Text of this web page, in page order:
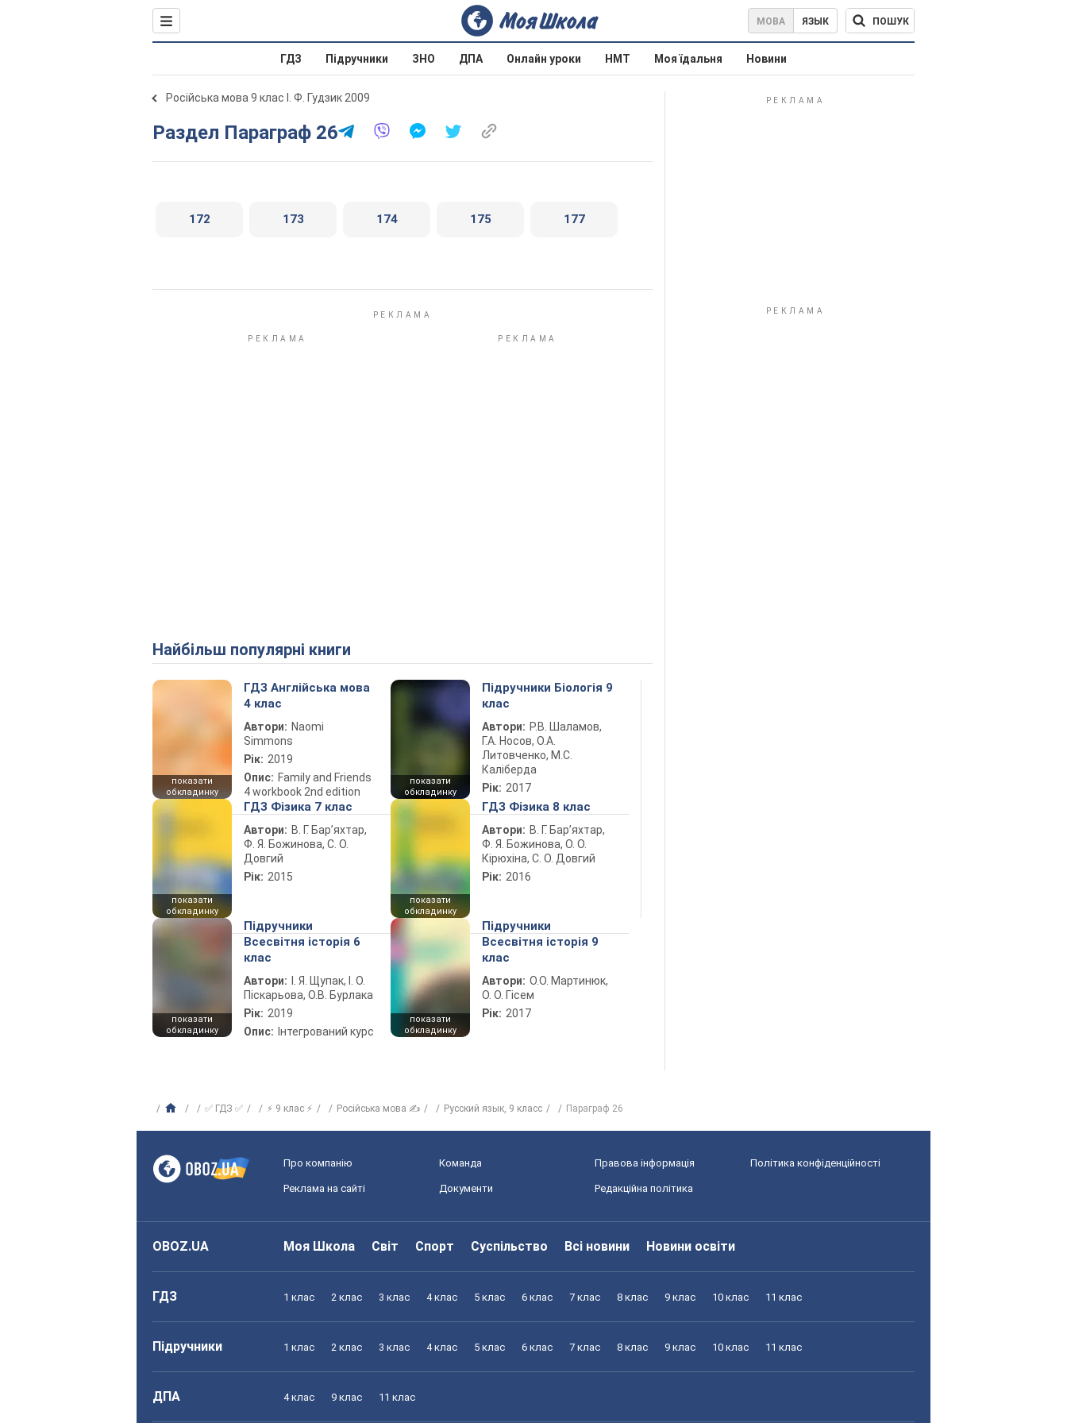
МОВА ЯЗЫК ПОШУК
ГДЗ Підручники ЗНО ДПА Онлайн уроки НМТ Моя їдальня Новини
Російська мова 9 клас І. Ф. Гудзик 2009
Раздел Параграф 26
172 173 174 175 177
Найбільш популярні книги
показати
обкладинку
ГДЗ Англійська мова
4 клас
Автори: Naomi
Simmons
Рік: 2019
Опис: Family and Friends
4 workbook 2nd edition
показати
обкладинку
Підручники Біологія 9
клас
Автори: Р.В. Шаламов,
Г.А. Носов, О.А.
Литовченко, М.С.
Каліберда
Рік: 2017
показати
обкладинку
ГДЗ Фізика 7 клас
Автори: В. Г. Бар’яхтар,
Ф. Я. Божинова, С. О.
Довгий
Рік: 2015
показати
обкладинку
ГДЗ Фізика 8 клас
Автори: В. Г. Бар’яхтар,
Ф. Я. Божинова, О. О.
Кірюхіна, С. О. Довгий
Рік: 2016
показати
обкладинку
Підручники
Всесвітня історія 6
клас
Автори:
І. Я. Щупак, І. О.
Піскарьова, О.В. Бурлака
Рік: 2019
Опис: Інтегрований курс
показати
обкладинку
Підручники
Всесвітня історія 9
клас
Автори: О.О. Мартинюк,
О. О. Гісем
Рік: 2017
✅ ГДЗ ✅ ⚡ 9 клас ⚡ Російська мова ✍ Русский язык, 9 класс Параграф 26
Про компанію Команда Правова інформація Політика конфіденційності
Реклама на сайті Документи Редакційна політика
OBOZ.UA Моя Школа Світ Спорт Суспільство Всі новини Новини освіти
ГДЗ 1 клас 2 клас 3 клас 4 клас 5 клас 6 клас 7 клас 8 клас 9 клас 10 клас 11 клас
Підручники 1 клас 2 клас 3 клас 4 клас 5 клас 6 клас 7 клас 8 клас 9 клас 10 клас 11 клас
ДПА 4 клас 9 клас 11 клас